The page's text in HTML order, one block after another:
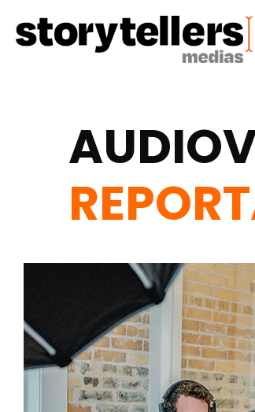
V|